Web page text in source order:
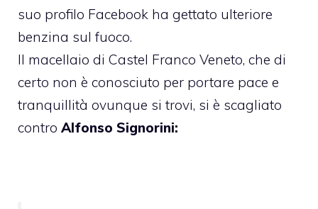
suo profilo Facebook ha gettato ulteriore
benzina sul fuoco.
Il macellaio di Castel Franco Veneto, che di
certo non è conosciuto per portare pace e
tranquillità ovunque si trovi, si è scagliato
contro Alfonso Signorini: